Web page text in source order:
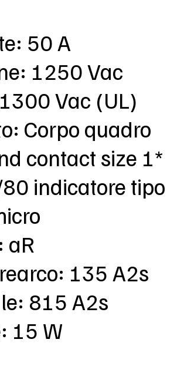
50 A
1250 Vac
Vac (UL)
Corpo quadro
contact size 1*
indicatore tipo
aR
135 A2s
815 A2s
15 W